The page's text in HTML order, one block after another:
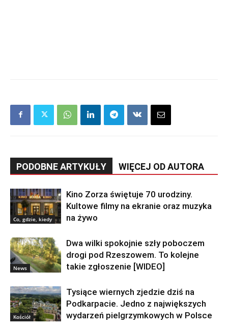
PODOBNE ARTYKUŁY WIĘCEJ OD AUTORA
Co, gdzie, kiedy
Kino Zorza świętuje 70 urodziny.
Kultowe filmy na ekranie oraz muzyka
na żywo
News
Dwa wilki spokojnie szły poboczem
drogi pod Rzeszowem. To kolejne
takie zgłoszenie [WIDEO]
Kościół
Tysiące wiernych zjedzie dziś na
Podkarpacie. Jedno z największych
wydarzeń pielgrzymkowych w Polsce